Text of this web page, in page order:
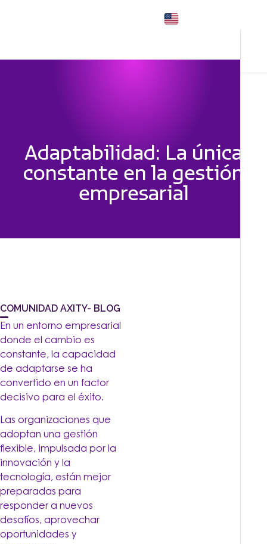
Adaptabilidad: La única
constante en la gestión
empresarial
COMUNIDAD AXITY- BLOG
En un entorno empresarial
donde el cambio es
constante, la capacidad
de adaptarse se ha
convertido en un factor
decisivo para el éxito.
Las organizaciones que
adoptan una gestión
flexible, impulsada por la
innovación y la
tecnología, están mejor
preparadas para
responder a nuevos
desafíos, aprovechar
oportunidades y